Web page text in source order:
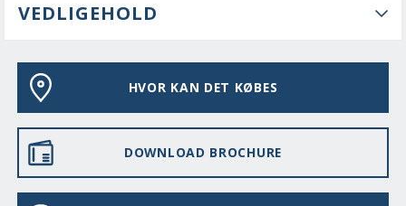
VEDLIGEHOLD
HVOR KAN DET KØBES
DOWNLOAD BROCHURE